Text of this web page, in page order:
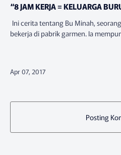
“8 JAM KERJA = KELUARGA
Ini cerita tentang Bu Minah,
bekerja di pabrik garmen. Ia
Posting